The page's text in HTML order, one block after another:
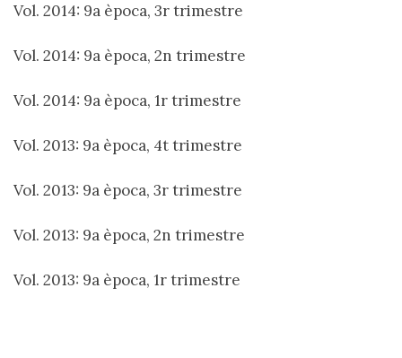
Vol. 2014: 9a època, 3r trimestre
Vol. 2014: 9a època, 2n trimestre
Vol. 2014: 9a època, 1r trimestre
Vol. 2013: 9a època, 4t trimestre
Vol. 2013: 9a època, 3r trimestre
Vol. 2013: 9a època, 2n trimestre
Vol. 2013: 9a època, 1r trimestre